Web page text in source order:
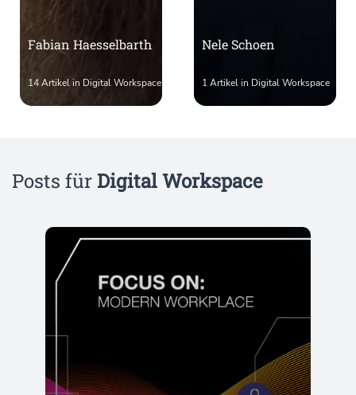
Fabian Haesselbarth
14 Artikel in Digital Workspace
Nele Schoen
1 Artikel in Digital Workspace
Posts für Digital Workspace